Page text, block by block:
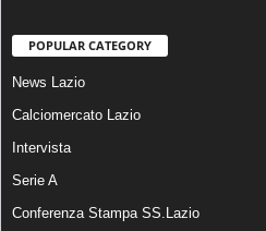
POPULAR CATEGORY
News Lazio
Calciomercato Lazio
Intervista
Serie A
Conferenza Stampa SS.Lazio